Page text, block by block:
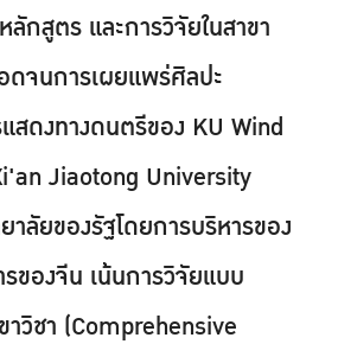
ร และการวิจัยในสาขา
ดจนการเผยแพร่ศิลปะ
ดงทางดนตรีของ KU Wind
Jiaotong University
าลัยของรัฐโดยการบริหารของ
ของจีน เน้นการวิจัยแบบ
วิชา (Comprehensive